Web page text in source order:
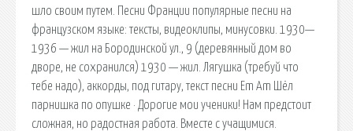
шло своим путем. Песни Франции популярные песни на
французском языке: тексты, видеоклипы, минусовки. 1930—
1936 — жил на Бородинской ул., 9 (деревянный дом во
дворе, не сохранился) 1930 — жил. Лягушка (требуй что
тебе надо), аккорды, под гитару, текст песни Em Am Шёл
парнишка по опушке · Дорогие мои ученики! Нам предстоит
сложная, но радостная работа. Вместе с учащимися.